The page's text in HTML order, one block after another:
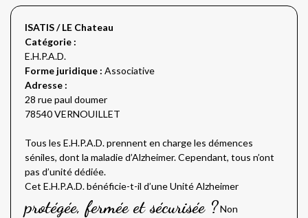
ISATIS / LE Chateau
Catégorie :
E.H.P.A.D.
Forme juridique : Associative
Adresse :
28 rue paul doumer
78540 VERNOUILLET
Tous les E.H.P.A.D. prennent en charge les démences
séniles, dont la maladie d’Alzheimer. Cependant, tous n’ont
pas d’unité dédiée.
Cet E.H.P.A.D. bénéficie-t-il d’une Unité Alzheimer
protégée, fermée et sécurisée ?Non